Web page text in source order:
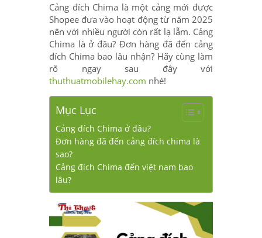
Cảng đích Chima là một cảng mới được
Shopee đưa vào hoạt động từ năm 2025
nên với nhiều người còn rất lạ lẫm. Cảng
Chima là ở đâu? Đơn hàng đã đến cảng
đích Chima bao lâu nhận? Hãy cùng làm
rõ ngay sau đây với
thuthuatmobilehay.com nhé!
Mục Lục
Cảng đích Chima ở đâu?
Đơn hàng đã đến cảng đích chima là
sao?
Cảng đích Chima đến việt nam bao
lâu?